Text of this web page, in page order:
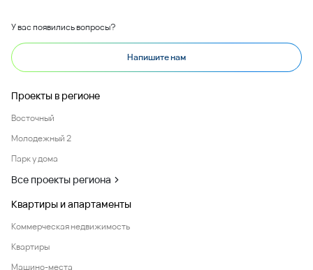
У вас появились вопросы?
Напишите нам
Проекты в регионе
Восточный
Молодежный 2
Парк у дома
Все проекты региона
Квартиры и апартаменты
Коммерческая недвижимость
Квартиры
Машино-места